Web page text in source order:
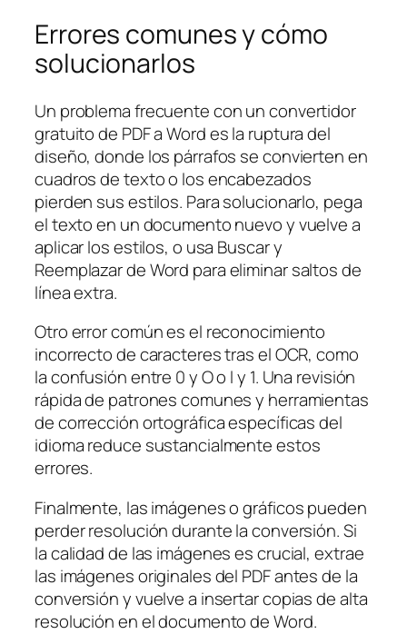
Errores comunes y cómo
solucionarlos
Un problema frecuente con un convertidor
gratuito de PDF a Word es la ruptura del
diseño, donde los párrafos se convierten en
cuadros de texto o los encabezados
pierden sus estilos. Para solucionarlo, pega
el texto en un documento nuevo y vuelve a
aplicar los estilos, o usa Buscar y
Reemplazar de Word para eliminar saltos de
línea extra.
Otro error común es el reconocimiento
incorrecto de caracteres tras el OCR, como
la confusión entre 0 y O o l y 1. Una revisión
rápida de patrones comunes y herramientas
de corrección ortográfica específicas del
idioma reduce sustancialmente estos
errores.
Finalmente, las imágenes o gráficos pueden
perder resolución durante la conversión. Si
la calidad de las imágenes es crucial, extrae
las imágenes originales del PDF antes de la
conversión y vuelve a insertar copias de alta
resolución en el documento de Word.